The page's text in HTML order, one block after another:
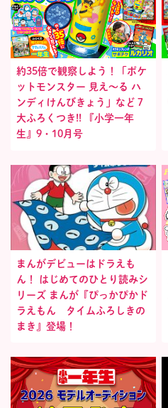
約35倍で観察しよう！「ポケ
ットモンスター 見え〜る ハ
ンディけんびきょう」など７
大ふろくつき!! 『小学一年
生』9・10月号
まんがデビューはドラえも
ん！ はじめてのひとり読みシ
リーズ まんが『ぴっかぴかド
ラえもん タイムふろしきの
まき』登場！